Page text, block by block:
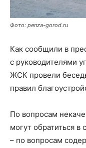
Фото: penza-gorod.ru
Как сообщили в
с руководителями
ЖСК провели
правил
По вопросам
могут обратиться
– по вопросам